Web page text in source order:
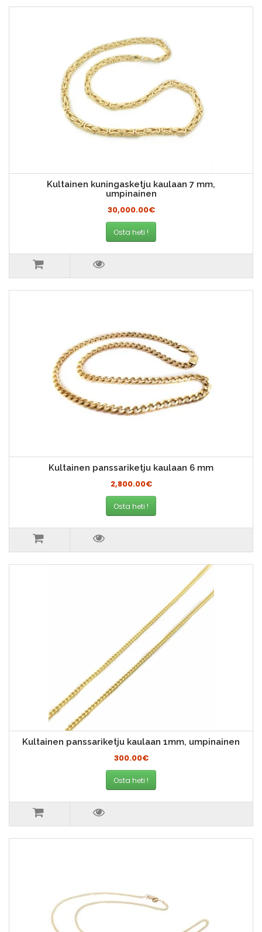
Kultainen kuningasketju kaulaan 7 mm,
umpinainen
30,000.00€
Osta heti !
Kultainen panssariketju kaulaan 6 mm
2,800.00€
Osta heti !
Kultainen panssariketju kaulaan 1mm, umpinainen
300.00€
Osta heti !